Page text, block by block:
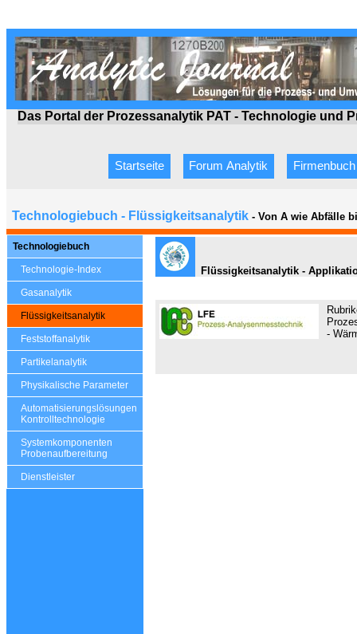
Das Portal der Prozessanalytik PAT - Technologie und
Startseite Forum Analytik Firmenbuch
Technologiebuch - Flüssigkeitsanalytik - Von A wie Abfälle
Technologiebuch
Technologie-Index
Gasanalytik
Flüssigkeitsanalytik
Feststoffanalytik
Partikelanalytik
Physikalische Parameter
Automatisierungslösungen
Kontrolltechnologie
Systemkomponenten
Probenaufbereitung
Dienstleister
Flüssigkeitsanalytik -
-